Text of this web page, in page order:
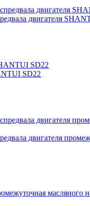
двигателя
SD22
двигателя